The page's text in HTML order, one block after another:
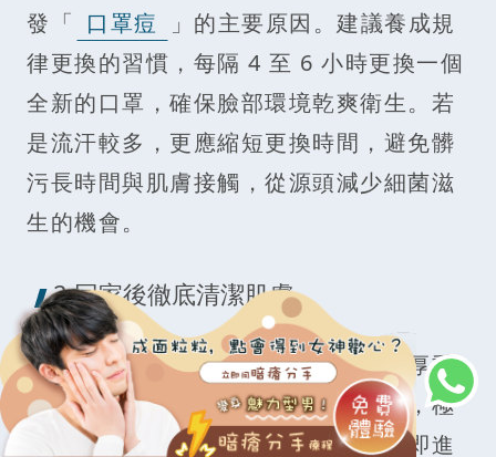
發「 口罩痘
」的主要原因。建議養成規
律更換的習慣，每隔 4 至 6 小時更換一個
全新的口罩，確保臉部環境乾爽衛生。若
是流汗較多，更應縮短更換時間，避免髒
污長時間與肌膚接觸，從源頭減少細菌滋
生的機會。
2.回家後徹底清潔肌膚
一整天下來，口罩覆蓋的區域累積了厚重
的油脂、殘妝與廢物，若不及時處理，極
易造成 毛孔堵塞 。回到家後，應立即進